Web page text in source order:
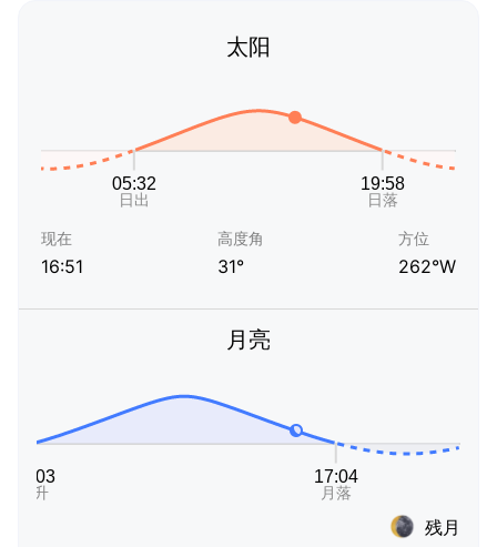
太阳
现在
16:51
高度角
31°
方位
262°W
月亮
残月